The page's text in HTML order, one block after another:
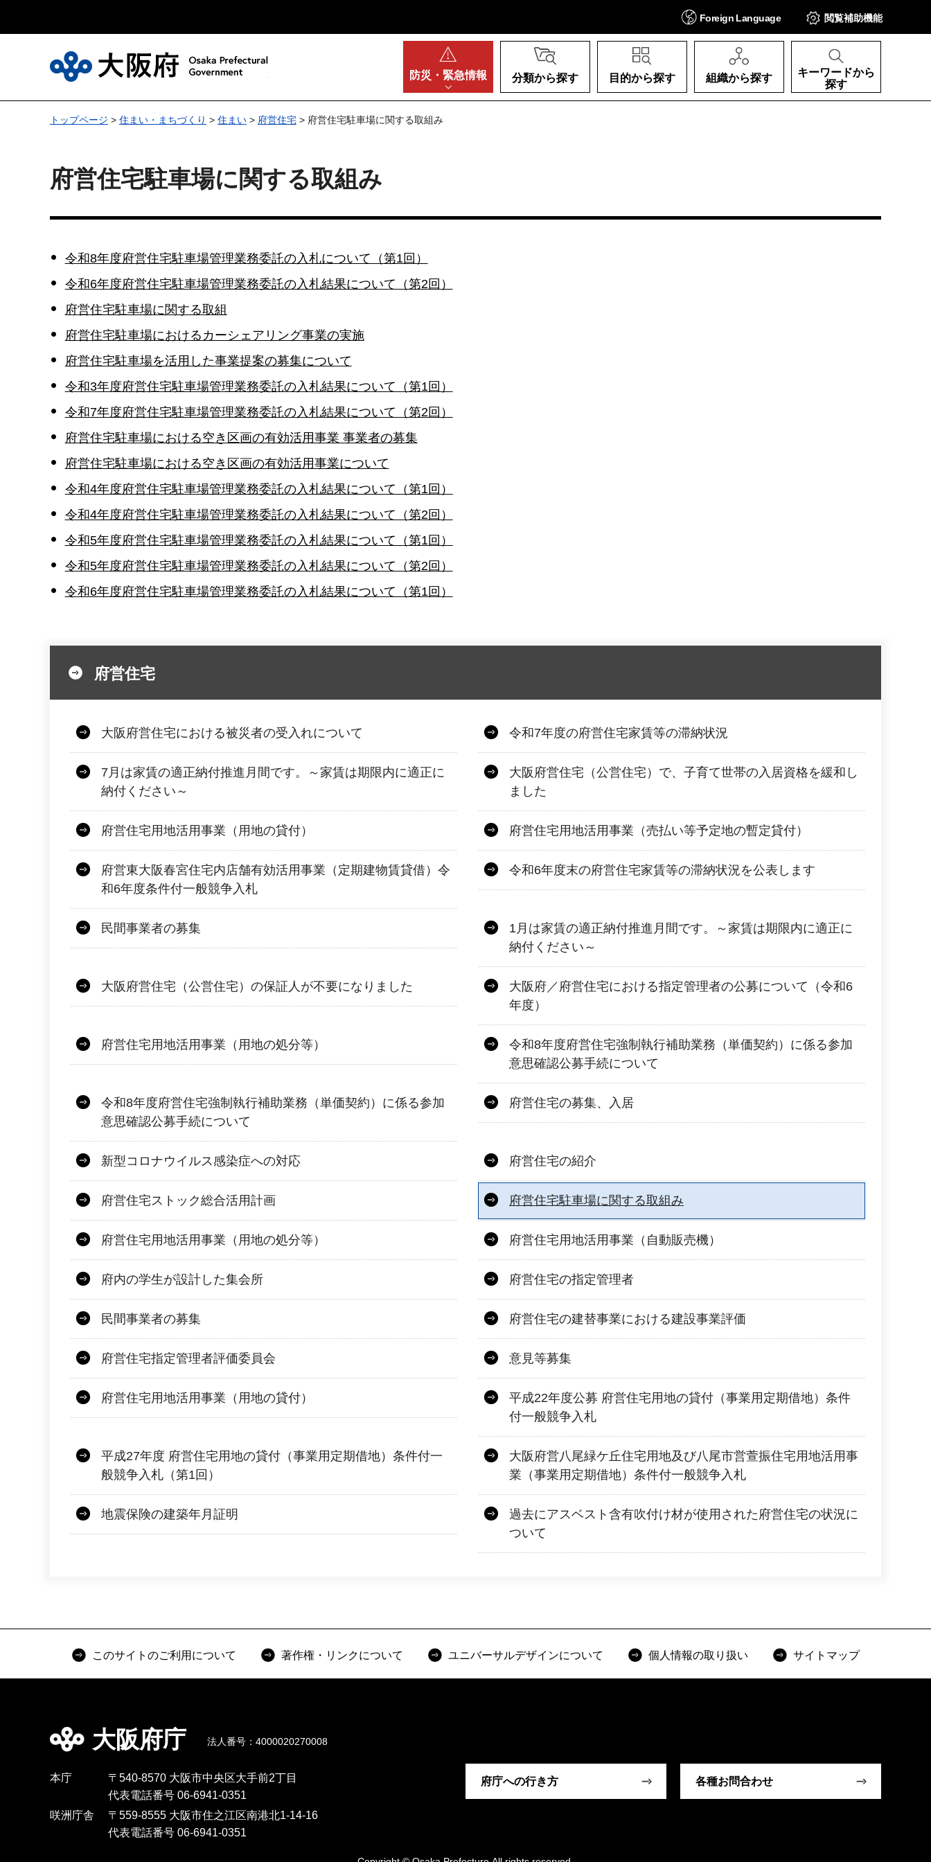
Foreign Language 閲覧補助機能
防災・ 緊急情報 分類から探す 目的から探す 組織から探す
キーワードから
探す
トップページ > 住まい・まちづくり > 住まい > 府営住宅 > 府営住宅駐車場に関する取組み
府営住宅駐車場に関する取組み
令和8年度府営住宅駐車場管理業務委託の入札について（第1回）
令和6年度府営住宅駐車場管理業務委託の入札結果について（第2回）
府営住宅駐車場に関する取組
府営住宅駐車場におけるカーシェアリング事業の実施
府営住宅駐車場を活用した事業提案の募集について
令和3年度府営住宅駐車場管理業務委託の入札結果について（第1回）
令和7年度府営住宅駐車場管理業務委託の入札結果について（第2回）
府営住宅駐車場における空き区画の有効活用事業 事業者の募集
府営住宅駐車場における空き区画の有効活用事業について
令和4年度府営住宅駐車場管理業務委託の入札結果について（第1回）
令和4年度府営住宅駐車場管理業務委託の入札結果について（第2回）
令和5年度府営住宅駐車場管理業務委託の入札結果について（第1回）
令和5年度府営住宅駐車場管理業務委託の入札結果について（第2回）
令和6年度府営住宅駐車場管理業務委託の入札結果について（第1回）
府営住宅
大阪府営住宅における被災者の受入れについて 令和7年度の府営住宅家賃等の滞納状況
7月は家賃の適正納付推進月間です。～家賃は期限内に適正に
納付ください～
大阪府営住宅（公営住宅）で、子育て世帯の入居資格を緩和し
ました
府営住宅用地活用事業（用地の貸付） 府営住宅用地活用事業（売払い等予定地の暫定貸付）
府営東大阪春宮住宅内店舗有効活用事業（定期建物賃貸借）令
和6年度条件付一般競争入札
令和6年度末の府営住宅家賃等の滞納状況を公表します
民間事業者の募集
1月は家賃の適正納付推進月間です。～家賃は期限内に適正に
納付ください～
大阪府営住宅（公営住宅）の保証人が不要になりました
大阪府／府営住宅における指定管理者の公募について（令和6
年度）
府営住宅用地活用事業（用地の処分等）
令和8年度府営住宅強制執行補助業務（単価契約）に係る参加
意思確認公募手続について
令和8年度府営住宅強制執行補助業務（単価契約）に係る参加
意思確認公募手続について
府営住宅の募集、入居
新型コロナウイルス感染症への対応 府営住宅の紹介
府営住宅ストック総合活用計画 府営住宅駐車場に関する取組み
府営住宅用地活用事業（用地の処分等） 府営住宅用地活用事業（自動販売機）
府内の学生が設計した集会所 府営住宅の指定管理者
民間事業者の募集 府営住宅の建替事業における建設事業評価
府営住宅指定管理者評価委員会 意見等募集
府営住宅用地活用事業（用地の貸付）
平成22年度公募 府営住宅用地の貸付（事業用定期借地）条件
付一般競争入札
平成27年度 府営住宅用地の貸付（事業用定期借地）条件付一
般競争入札（第1回）
大阪府営八尾緑ケ丘住宅用地及び八尾市営萱振住宅用地活用事
業（事業用定期借地）条件付一般競争入札
地震保険の建築年月証明
過去にアスベスト含有吹付け材が使用された府営住宅の状況に
ついて
このサイトのご利用について 著作権・リンクについて ユニバーサルデザインについて 個人情報の取り扱い サイトマップ
大阪府庁 法人番号：4000020270008
本庁
〒540-8570 大阪市中央区大手前2丁目
代表電話番号 06-6941-0351
咲洲庁舎
〒559-8555 大阪市住之江区南港北1-14-16
代表電話番号 06-6941-0351
府庁への行き方 各種お問合わせ